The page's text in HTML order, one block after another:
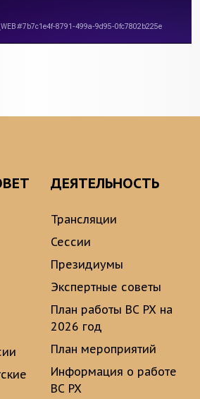
ДЕЯТЕЛЬНОСТЬ
Трансляции
Сессии
Президиумы
Экспертные советы
План работы ВС РХ на
2026 год
План мероприятий
Информация о работе
ВС РХ